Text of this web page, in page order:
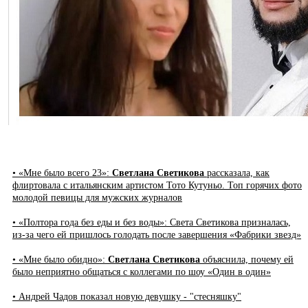
• «Мне было всего 23»: Светлана Светикова рассказала, как
флиртовала с итальянским артистом Тото Кутуньо. Топ горячих фото
молодой певицы для мужских журналов
• «Полтора года без еды и без воды»: Света Светикова призналась,
из-за чего ей пришлось голодать после завершения «Фабрики звезд»
• «Мне было обидно»: Светлана Светикова объяснила, почему ей
было неприятно общаться с коллегами по шоу «Один в один»
• Андрей Чадов показал новую девушку - "стесняшку"